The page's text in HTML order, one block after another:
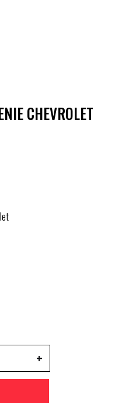
CHEVROLET